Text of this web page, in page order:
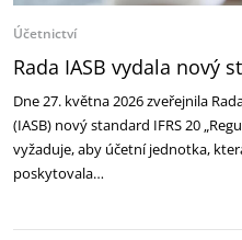
Účetnictví
Rada IASB vydala nový
Dne 27. května 2026 zveřejnila
(IASB) nový standard IFRS 20
vyžaduje, aby účetní jednotka,
poskytovala…